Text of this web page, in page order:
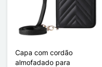
Capa com cordão
almofadado para